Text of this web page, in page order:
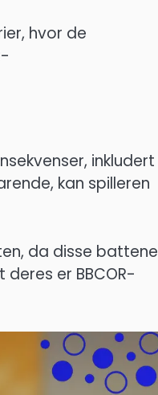
hvor de
inkludert
kan spilleren
da disse battene
er BBCOR-